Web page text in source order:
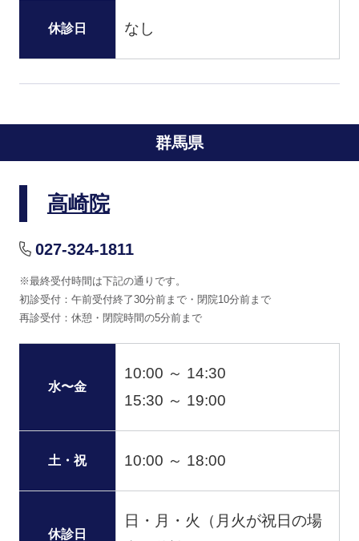
休診日 なし
群馬県
高崎院
027-324-1811
※最終受付時間は下記の通りです。
初診受付：午前受付終了30分前まで・閉院10分前まで
再診受付：休憩・閉院時間の5分前まで
水〜金
10:00 ～ 14:30
15:30 ～ 19:00
土・祝 10:00 ～ 18:00
休診日
日・月・火（月火が祝日の場